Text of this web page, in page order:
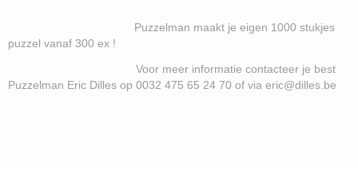
Puzzelman maakt je eigen 1000 stukjes
puzzel vanaf 300 ex !
Voor meer informatie contacteer je best
Puzzelman Eric Dilles op 0032 475 65 24 70 of via eric@dilles.be